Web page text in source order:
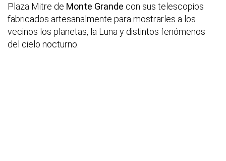
Plaza Mitre de Monte Grande con sus telescopios
fabricados artesanalmente para mostrarles a los
vecinos los planetas, la Luna y distintos fenómenos
del cielo nocturno.